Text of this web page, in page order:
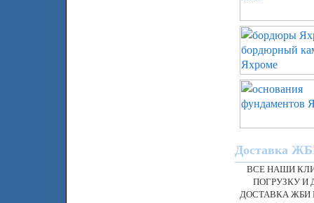
Доставка
ВСЕ НАШИ
ПОГРУЗКУ И
ДОСТАВКА ЖБИ